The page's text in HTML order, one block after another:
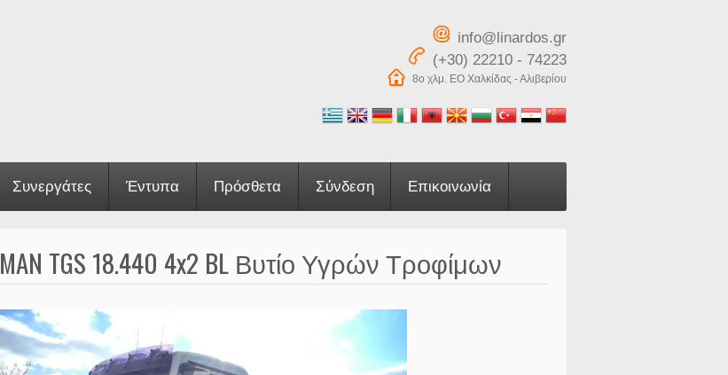
info@linardos.gr
(+30) 22210 - 74223
8ο χλμ. ΕΟ Χαλκίδας - Αλιβερίου
Συνεργάτες Έντυπα Πρόσθετα Σύνδεση Επικοινωνία
MAN TGS 18.440 4x2 BL Βυτίο Υγρών Τροφίμων